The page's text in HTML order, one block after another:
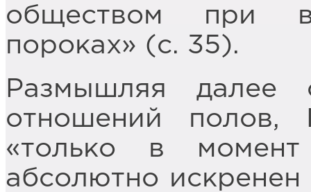
обществом при
пороках» (с. 35).
Размышляя
отношений полов,
«только в момент
абсолютно искренен